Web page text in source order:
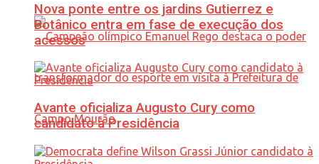
Nova ponte entre os jardins Gutierrez e
Botânico entra em fase de execução dos
acessos
Avante oficializa Augusto Cury como
candidato à Presidência